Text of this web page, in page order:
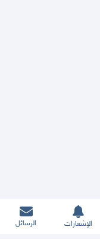
الإشعارات الرسائل